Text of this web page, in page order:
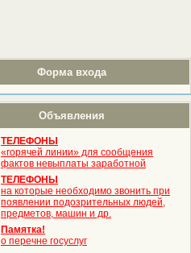
Форма входа
Объявления
ТЕЛЕФОНЫ
«горячей линии» для сообщения
фактов невыплаты заработной
ТЕЛЕФОНЫ
на которые необходимо звонить при
появлении подозрительных людей,
предметов, машин и др.
Памятка!
о перечне госуслуг